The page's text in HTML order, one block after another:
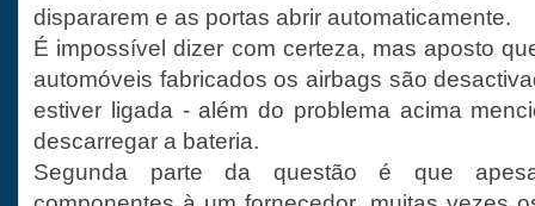
dispararem e as portas abrir automaticamente.
É impossível dizer com certeza, mas aposto
automóveis fabricados os airbags são
estiver ligada - além do problema acima
descarregar a bateria.
Segunda parte da questão é que